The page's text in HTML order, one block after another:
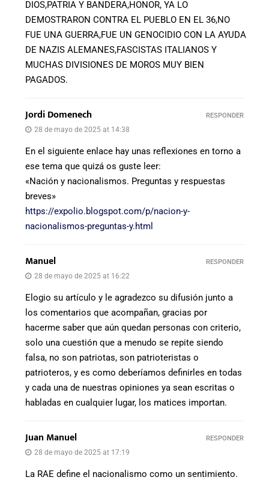
DIOS,PATRIA Y BANDERA,HONOR, YA LO
DEMOSTRARON CONTRA EL PUEBLO EN EL 36,NO
FUE UNA GUERRA,FUE UN GENOCIDIO CON LA AYUDA
DE NAZIS ALEMANES,FASCISTAS ITALIANOS Y
MUCHAS DIVISIONES DE MOROS MUY BIEN
PAGADOS.
Jordi Domenech
28 de mayo de 2025 at 14:38
En el siguiente enlace hay unas reflexiones en torno a
ese tema que quizá os guste leer:
«Nación y nacionalismos. Preguntas y respuestas
breves»
https://expolio.blogspot.com/p/nacion-y-
nacionalismos-preguntas-y.html
RESPONDER
Manuel
28 de mayo de 2025 at 16:22
Elogio su artículo y le agradezco su difusión junto a
los comentarios que acompañan, gracias por
hacerme saber que aún quedan personas con criterio,
solo una cuestión que a menudo se repite siendo
falsa, no son patriotas, son patrioteristas o
patrioteros, y es como deberíamos definirles en todas
y cada una de nuestras opiniones ya sean escritas o
habladas en cualquier lugar, los matices importan.
RESPONDER
Juan Manuel
28 de mayo de 2025 at 17:19
La RAE define el nacionalismo como un sentimiento.
RESPONDER